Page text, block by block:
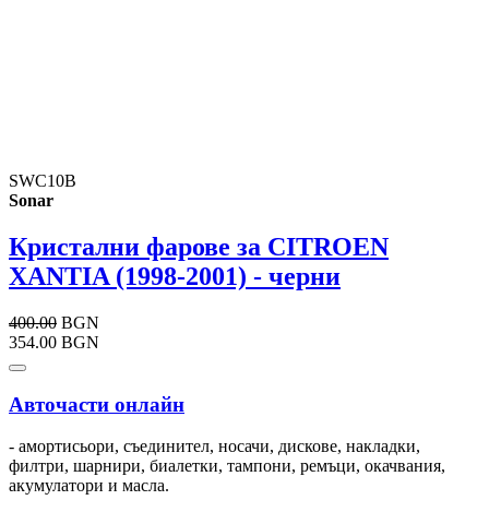
SWC10B
Sonar
Кристални фарове за CITROEN
XANTIA (1998-2001) - черни
400.00 BGN
354.00 BGN
Авточасти онлайн
- амортисьори, съединител, носачи, дискове, накладки,
филтри, шарнири, биалетки, тампони, ремъци, окачвания,
акумулатори и масла.